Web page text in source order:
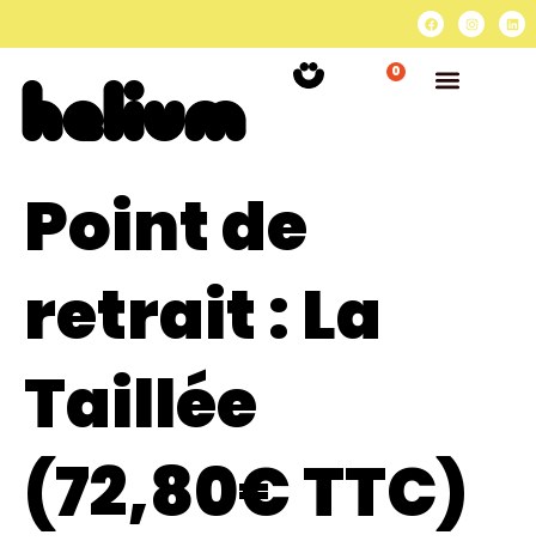
0
Point de
retrait :La
Taillée
(72,80€ TTC)